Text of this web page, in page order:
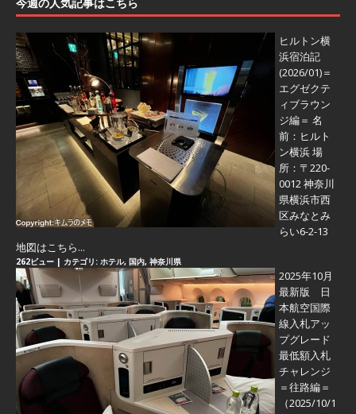
今週の人気記事はこちら
ヒルトン横
浜宿泊記
(2026/01)＝
エグゼクテ
ィブラウン
ジ編＝ 名
前：ヒルト
ン横浜 場
所：〒220-
0012 神奈川
県横浜市西
区みなとみ
らい6-2-13
地図はこちら...
262ビュー | カテゴリ: ホテル, 国内, 神奈川県
2025年10月
最新版 日
本航空国際
線入札アッ
プグレード
最低額入札
チャレンジ
＝往路編＝
（2025/10/1